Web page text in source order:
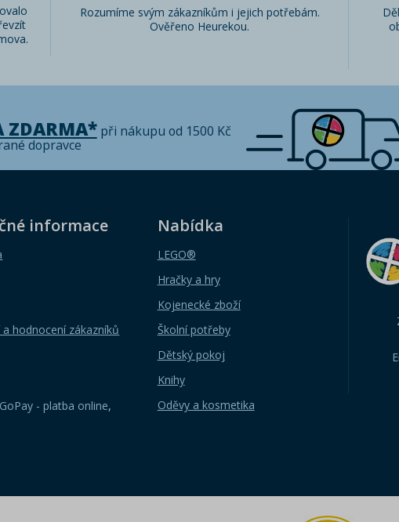
Rozumíme svým zákazníkům i jejich potřebám.
Ověřeno Heurekou.
ZDARMA*při nákupu od 1500 Kč
dopravce
informace
a hodnocení zákazníků
Nabídka
LEGO®
Hračky a hry
Kojenecké zboží
Školní potřeby
Dětský pokoj
Knihy
Oděvy a kosmetika
GoPay - platba online,